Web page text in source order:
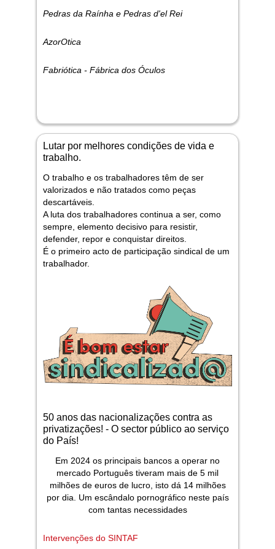
Pedras da Raínha e Pedras d'el Rei
AzorOtica
Fabriótica - Fábrica dos Óculos
Lutar por melhores condições de vida e
trabalho.
O trabalho e os trabalhadores têm de ser
valorizados e não tratados como peças
descartáveis.
A luta dos trabalhadores continua a ser, como
sempre, elemento decisivo para resistir,
defender, repor e conquistar direitos.
É o primeiro acto de participação sindical de um
trabalhador.
50 anos das nacionalizações contra as
privatizações! - O sector público ao serviço
do País!
Em 2024 os principais bancos a operar no
mercado Português tiveram mais de 5 mil
milhões de euros de lucro, isto dá 14 milhões
por dia. Um escândalo pornográfico neste país
com tantas necessidades
Intervenções do SINTAF